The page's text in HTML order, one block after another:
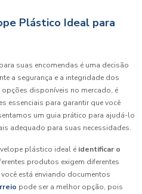
Plástico Ideal para
suas encomendas é uma decisão
a segurança e a integridade dos
disponíveis no mercado, é
essenciais para garantir que você
um guia prático para ajudá-lo
adequado para suas necessidades.
plástico ideal é identificar o
produtos exigem diferentes
está enviando documentos
pode ser a melhor opção, pois